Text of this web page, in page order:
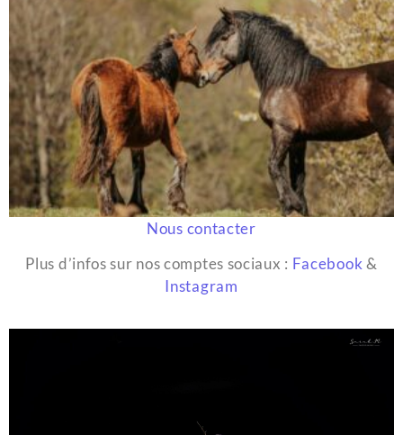
Nous contacter
Plus d’infos sur nos comptes sociaux : Facebook&
Instagram